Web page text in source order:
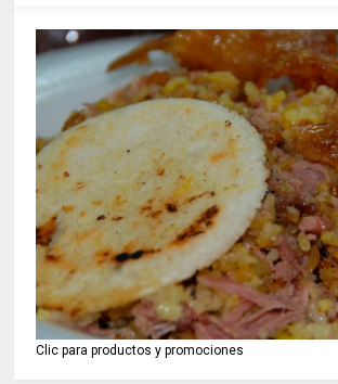
Clic para productos y promociones